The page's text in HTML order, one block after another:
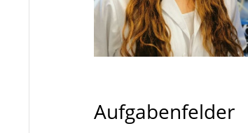
Aufgabenfelder